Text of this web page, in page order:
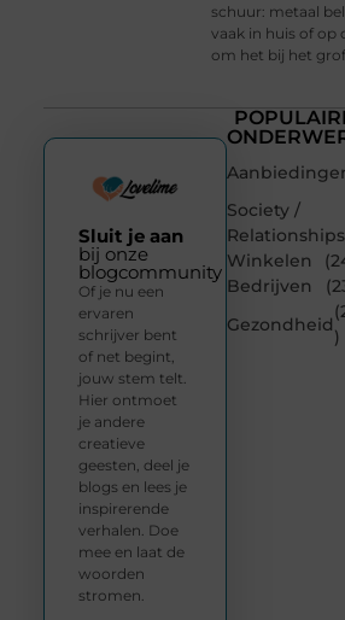
schuur: metaal
vaak in huis of op
om het bij het
Society /
Relationships
Winkelen
Bedrijven
Gezondheid
)
Sluit je aan
bij onze
blogcommunity
Of je nu een
ervaren
schrijver bent
of net begint,
jouw stem telt.
Hier ontmoet
je andere
creatieve
geesten, deel je
blogs en lees je
inspirerende
verhalen. Doe
mee en laat de
woorden
stromen.